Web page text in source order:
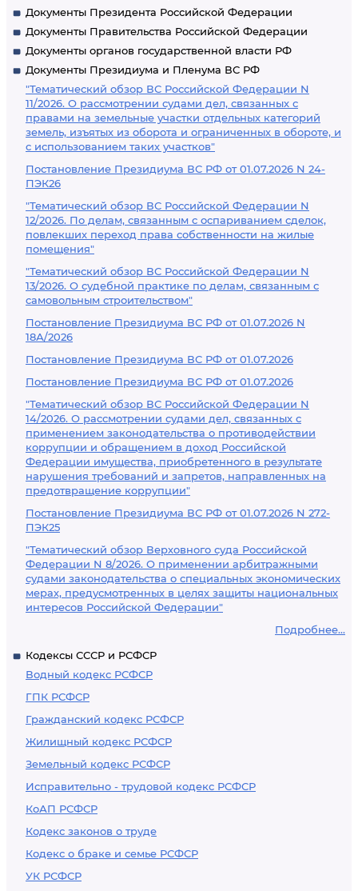
Документы Президента Российской Федерации
Документы Правительства Российской Федерации
Документы органов государственной власти РФ
Документы Президиума и Пленума ВС РФ
"Тематический обзор ВС Российской Федерации N
11/2026. О рассмотрении судами дел, связанных с
правами на земельные участки отдельных категорий
земель, изъятых из оборота и ограниченных в обороте, и
с использованием таких участков"
Постановление Президиума ВС РФ от 01.07.2026 N 24-
ПЭК26
"Тематический обзор ВС Российской Федерации N
12/2026. По делам, связанным с оспариванием сделок,
повлекших переход права собственности на жилые
помещения"
"Тематический обзор ВС Российской Федерации N
13/2026. О судебной практике по делам, связанным с
самовольным строительством"
Постановление Президиума ВС РФ от 01.07.2026 N
18А/2026
Постановление Президиума ВС РФ от 01.07.2026
Постановление Президиума ВС РФ от 01.07.2026
"Тематический обзор ВС Российской Федерации N
14/2026. О рассмотрении судами дел, связанных с
применением законодательства о противодействии
коррупции и обращением в доход Российской
Федерации имущества, приобретенного в результате
нарушения требований и запретов, направленных на
предотвращение коррупции"
Постановление Президиума ВС РФ от 01.07.2026 N 272-
ПЭК25
"Тематический обзор Верховного суда Российской
Федерации N 8/2026. О применении арбитражными
судами законодательства о специальных экономических
мерах, предусмотренных в целях защиты национальных
интересов Российской Федерации"
Подробнее...
Кодексы СССР и РСФСР
Водный кодекс РСФСР
ГПК РСФСР
Гражданский кодекс РСФСР
Жилищный кодекс РСФСР
Земельный кодекс РСФСР
Исправительно - трудовой кодекс РСФСР
КоАП РСФСР
Кодекс законов о труде
Кодекс о браке и семье РСФСР
УК РСФСР